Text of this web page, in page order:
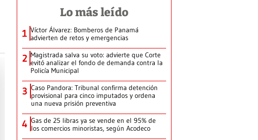
Lo más leído
1 Víctor Álvarez: Bomberos de Panamá
advierten de retos y emergencias
2 Magistrada salva su voto: advierte que Corte
evitó analizar el fondo de demanda contra la
Policía Municipal
3 Caso Pandora: Tribunal confirma detención
provisional para cinco imputados y ordena
una nueva prisión preventiva
4 Gas de 25 libras ya se vende en el 95% de
los comercios minoristas, según Acodeco